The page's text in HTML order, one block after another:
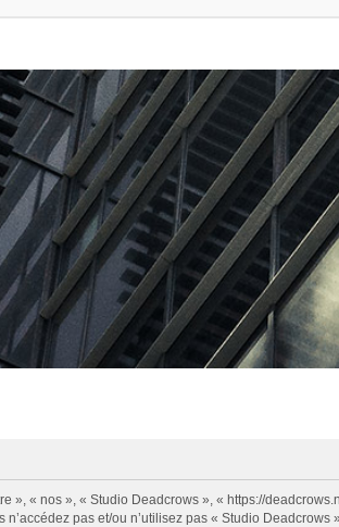
« nos », « Studio Deadcrows », « https://
pas et/ou n’utilisez pas « Studio